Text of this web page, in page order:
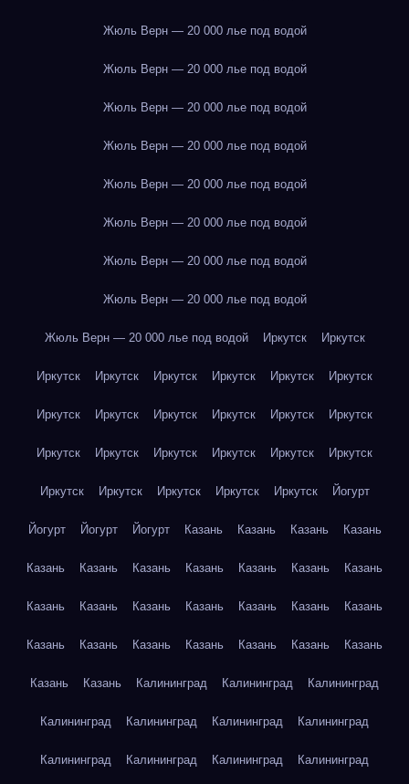
Жюль Верн — 20 000 лье под водой
Жюль Верн — 20 000 лье под водой
Жюль Верн — 20 000 лье под водой
Жюль Верн — 20 000 лье под водой
Жюль Верн — 20 000 лье под водой
Жюль Верн — 20 000 лье под водой
Жюль Верн — 20 000 лье под водой
Жюль Верн — 20 000 лье под водой
Жюль Верн — 20 000 лье под водой Иркутск Иркутск
Иркутск Иркутск Иркутск Иркутск Иркутск Иркутск
Иркутск Иркутск Иркутск Иркутск Иркутск Иркутск
Иркутск Иркутск Иркутск Иркутск Иркутск Иркутск
Иркутск Иркутск Иркутск Иркутск Иркутск Йогурт
Йогурт Йогурт Йогурт Казань Казань Казань Казань
Казань Казань Казань Казань Казань Казань Казань
Казань Казань Казань Казань Казань Казань Казань
Казань Казань Казань Казань Казань Казань Казань
Казань Казань Калининград Калининград Калининград
Калининград Калининград Калининград Калининград
Калининград Калининград Калининград Калининград